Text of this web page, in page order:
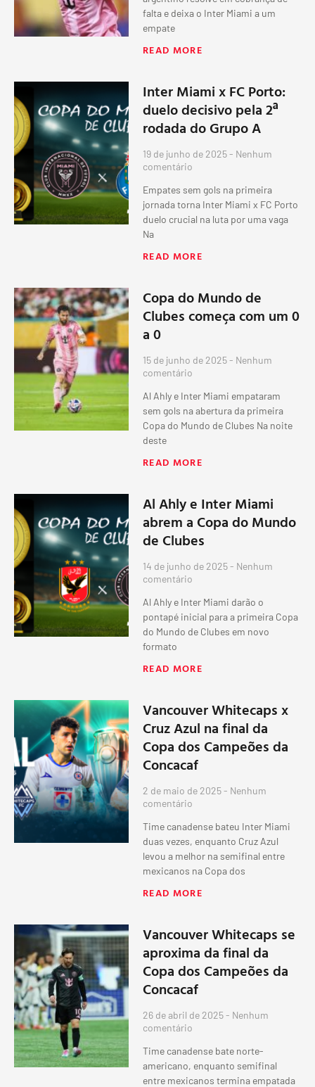
falta e deixa o Inter Miami a um
empate
READ MORE
Inter Miami x FC Porto:
duelo decisivo pela 2ª
rodada do Grupo A
19 de junho de 2025 Nenhum
comentário
Empates sem gols na primeira
jornada torna Inter Miami x FC Porto
duelo crucial na luta por uma vaga
Na
READ MORE
Copa do Mundo de
Clubes começa com um 0
a 0
15 de junho de 2025 Nenhum
comentário
Al Ahly e Inter Miami empataram
sem gols na abertura da primeira
Copa do Mundo de Clubes Na noite
deste
READ MORE
Al Ahly e Inter Miami
abrem a Copa do Mundo
de Clubes
14 de junho de 2025 Nenhum
comentário
Al Ahly e Inter Miami darão o
pontapé inicial para a primeira Copa
do Mundo de Clubes em novo
formato
READ MORE
Vancouver Whitecaps x
Cruz Azul na final da
Copa dos Campeões da
Concacaf
2 de maio de 2025 Nenhum
comentário
Time canadense bateu Inter Miami
duas vezes, enquanto Cruz Azul
levou a melhor na semifinal entre
mexicanos na Copa dos
READ MORE
Vancouver Whitecaps se
aproxima da final da
Copa dos Campeões da
Concacaf
26 de abril de 2025 Nenhum
comentário
Time canadense bate norte-
americano, enquanto semifinal
entre mexicanos termina empatada